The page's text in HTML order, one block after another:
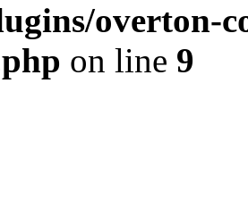
overton-
on line 9